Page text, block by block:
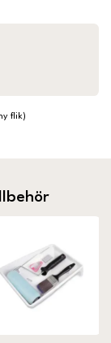
flik)